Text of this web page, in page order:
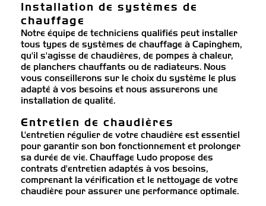
Installation de systèmes de
chauffage
Notre équipe de techniciens qualifiés peut installer
tous types de systèmes de chauffage à Capinghem,
qu'il s'agisse de chaudières, de pompes à chaleur,
de planchers chauffants ou de radiateurs. Nous
vous conseillerons sur le choix du système le plus
adapté à vos besoins et nous assurerons une
installation de qualité.
Entretien de chaudières
L'entretien régulier de votre chaudière est essentiel
pour garantir son bon fonctionnement et prolonger
sa durée de vie. Chauffage Ludo propose des
contrats d'entretien adaptés à vos besoins,
comprenant la vérification et le nettoyage de votre
chaudière pour assurer une performance optimale.